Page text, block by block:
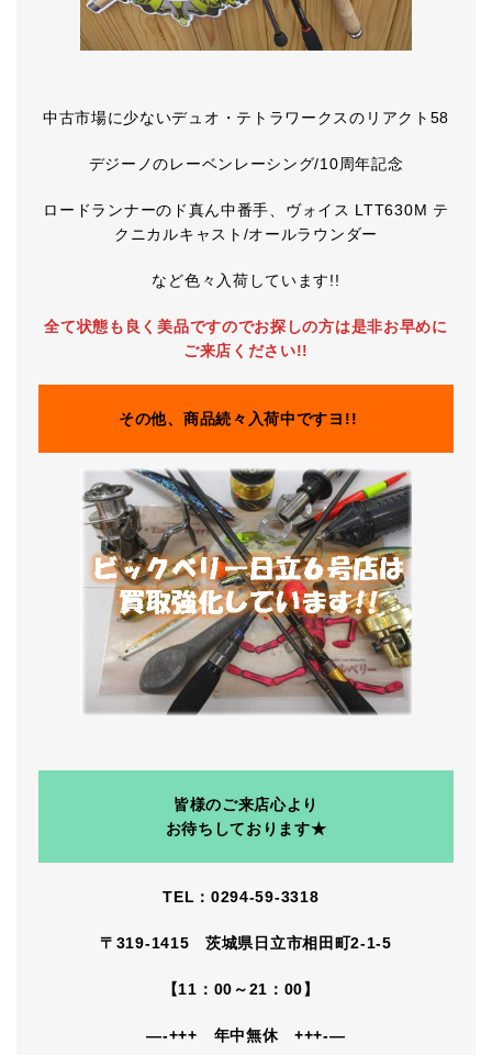
中古市場に少ないデュオ・テトラワークスのリアクト58
デジーノのレーベンレーシング/10周年記念
ロードランナーのド真ん中番手、ヴォイス LTT630M テ
クニカルキャスト/オールラウンダー
など色々入荷しています!!
全て状態も良く美品ですのでお探しの方は是非お早めに
ご来店ください!!
その他、商品続々入荷中ですヨ!!
皆様のご来店心より
お待ちしております★
TEL：0294-59-3318
〒319-1415 茨城県日立市相田町2-1-5
【11：00～21：00】
—-+++ 年中無休 +++-—